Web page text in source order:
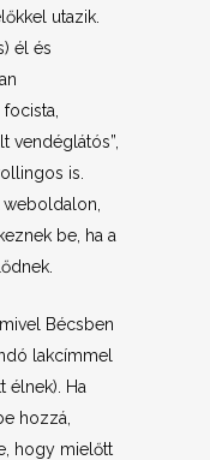
utazik.
él és
vendéglátós”,
is.
be, ha a
Bécsben
lakcímmel
élnek). Ha
hozzá,
hogy mielőtt